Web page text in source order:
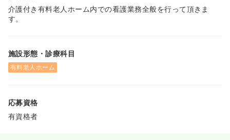
介護付き有料老人ホーム内での看護業務全般を行って頂きま
す。
施設形態・診療科目
有料老人ホーム
応募資格
有資格者